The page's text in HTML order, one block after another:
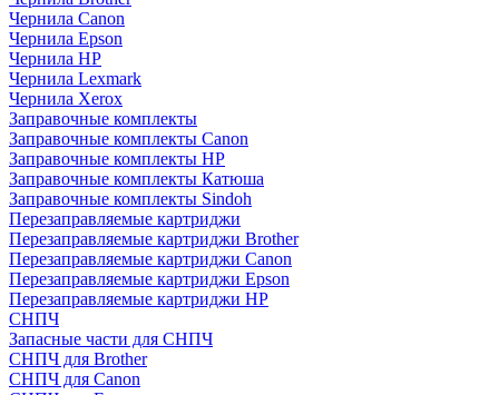
Чернила Canon
Чернила Epson
Чернила HP
Чернила Lexmark
Чернила Xerox
Заправочные комплекты
Заправочные комплекты Canon
Заправочные комплекты HP
Заправочные комплекты Катюша
Заправочные комплекты Sindoh
Перезаправляемые картриджи
Перезаправляемые картриджи Brother
Перезаправляемые картриджи Canon
Перезаправляемые картриджи Epson
Перезаправляемые картриджи HP
СНПЧ
Запасные части для СНПЧ
СНПЧ для Brother
СНПЧ для Canon